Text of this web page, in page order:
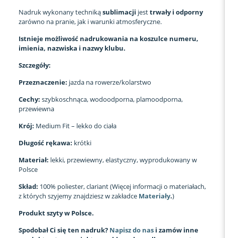
Nadruk wykonany technikąsublimacji jesttrwały i odporny
zarówno na pranie, jak i warunki atmosferyczne.
Istnieje możliwość nadrukowania na koszulce numeru,
imienia, nazwiska i nazwy klubu.
Szczegóły:
Przeznaczenie: jazda na rowerze/kolarstwo
Cechy: szybkoschnąca, wodoodporna, plamoodporna,
przewiewna
Krój: Medium Fit – lekko do ciała
Długość rękawa: krótki
Materiał: lekki, przewiewny, elastyczny, wyprodukowany w
Polsce
Skład: 100% poliester, clariant (Więcej informacji o materiałach,
z których szyjemy znajdziesz w zakładce Materiały.)
Produkt szyty w Polsce.
Spodobał Ci się ten nadruk? Napisz do nas i zamów inne